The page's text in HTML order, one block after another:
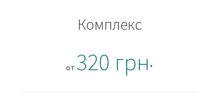
Комплекс
от 320 грн *